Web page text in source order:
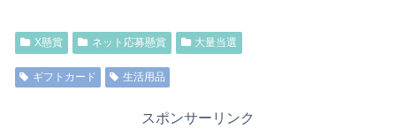
X懸賞 ネット応募懸賞 大量当選
ギフトカード 生活用品
スポンサーリンク